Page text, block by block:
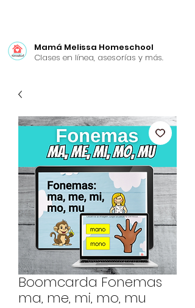
Mamá Melissa Homeschool
Clases en línea, asesorías y más.
Boomcarda Fonemas
ma, me, mi, mo, mu